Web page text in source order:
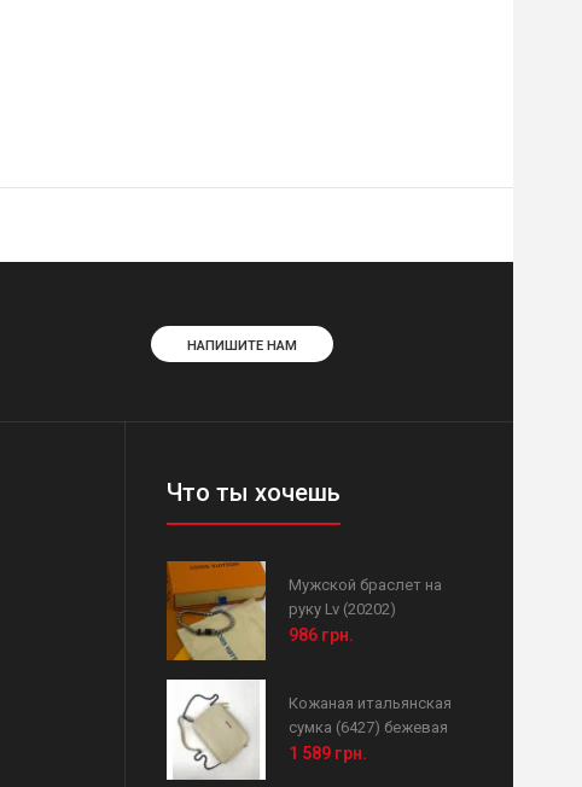
НАПИШИТЕ НАМ
Что ты хочешь
Мужской браслет на
руку Lv (20202)
986 грн.
Кожаная итальянская
сумка (6427) бежевая
1 589 грн.